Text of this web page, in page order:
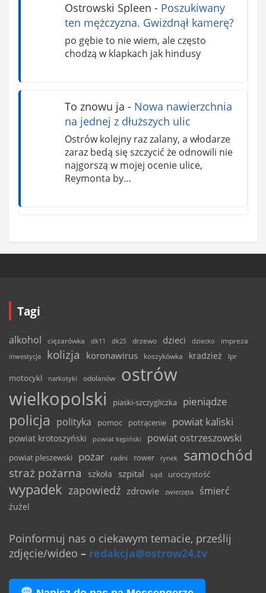
Ostrowski Spleen - Poszukiwany
ten mężczyzna. Gwizdnął kamerę?
po gębie to nie wiem, ale często
chodzą w klapkach jak hindusy
To znowu ja - Nowa nawierzchnia
na jednej z dłuższych ulic
Ostrów kolejny raz zalany, a włodarze
zaraz bedą się szczycić że odnowili nie
najgorszą w mojej ocenie ulice,
Reymonta by…
Tagi
alkohol ciężarówka dk11 dk25 drzewo dzieci dziecko
impreza
inwestycja
kolizja koronawirus koszykówka kradzież lpr
motocykl narkotyki odolanów
ostrów
wielkopolski
piaski-szczygliczka pieniądze
policja polityka pomoc potrącenie powiat kaliski
powiat krotoszyński powiat kępiński powiat ostrzeszowski
powiat pleszewski pożar radni rower rynek samochód
straż pożarna szkoła szpital sąd uroczystość
wypadek zapowiedź zdrowie zwierzęta śmierć
żużel
Poinformuj nas o ciekawym temacie, prześlij
zdjęcie/wideo – redakcja@ostrow24.tv